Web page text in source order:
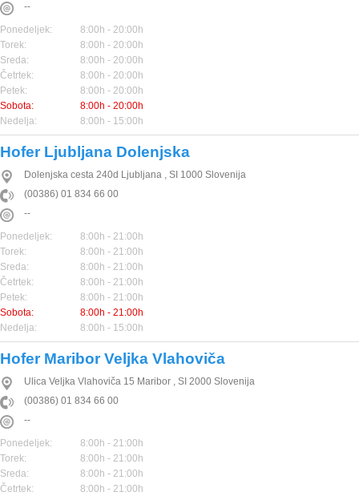
--
Ponedeljek:
8:00h - 20:00h
Torek:
8:00h - 20:00h
Sreda:
8:00h - 20:00h
Četrtek:
8:00h - 20:00h
Petek:
8:00h - 20:00h
Sobota:
8:00h - 20:00h
Nedelja:
8:00h - 15:00h
Hofer Ljubljana Dolenjska
Dolenjska cesta 240d Ljubljana , SI 1000 Slovenija
(00386) 01 834 66 00
--
Ponedeljek:
8:00h - 21:00h
Torek:
8:00h - 21:00h
Sreda:
8:00h - 21:00h
Četrtek:
8:00h - 21:00h
Petek:
8:00h - 21:00h
Sobota:
8:00h - 21:00h
Nedelja:
8:00h - 15:00h
Hofer Maribor Veljka Vlahoviča
Ulica Veljka Vlahoviča 15 Maribor , SI 2000 Slovenija
(00386) 01 834 66 00
--
Ponedeljek:
8:00h - 21:00h
Torek:
8:00h - 21:00h
Sreda:
8:00h - 21:00h
Četrtek:
8:00h - 21:00h